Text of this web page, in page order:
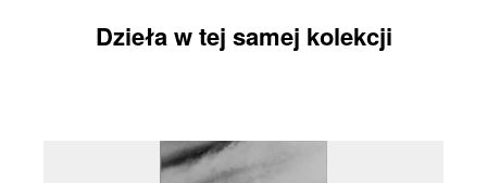
Dzieła w tej samej kolekcji